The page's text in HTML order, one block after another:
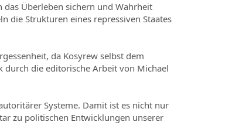
Überleben sichern und Wahrheit
die Strukturen eines repressiven Staates
da Kosyrew selbst dem
durch die editorische Arbeit von Michael
Systeme. Damit ist es nicht nur
zu politischen Entwicklungen unserer